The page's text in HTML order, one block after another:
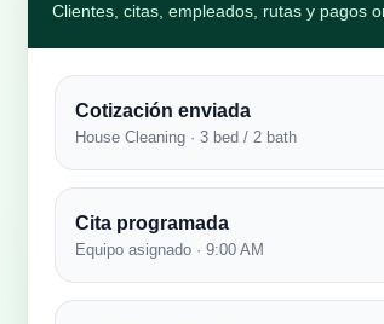
Clientes, citas, empleados, rutas y pagos
Cotización enviada
House Cleaning · 3 bed / 2 bath
Cita programada
Equipo asignado · 9:00 AM